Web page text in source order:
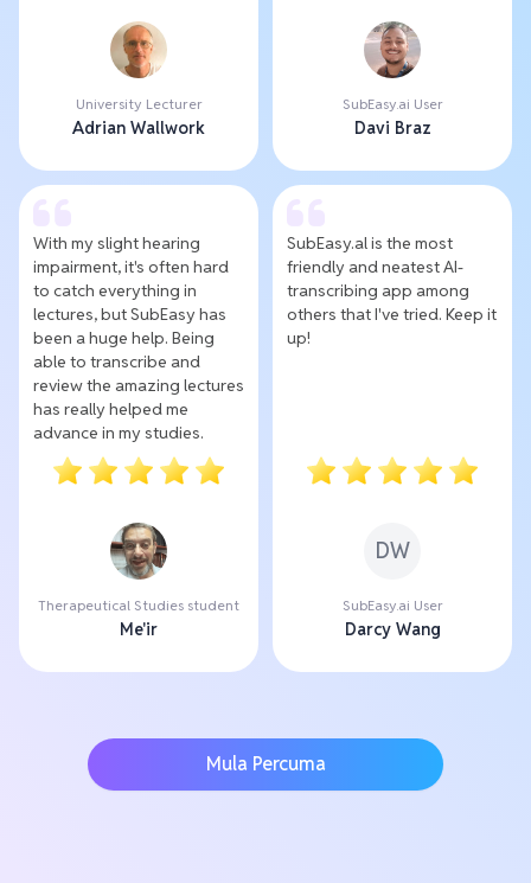
University Lecturer
Adrian Wallwork
SubEasy.ai User
Davi Braz
With my slight hearing
impairment, it's often hard
to catch everything in
lectures, but SubEasy has
been a huge help. Being
able to transcribe and
review the amazing lectures
has really helped me
advance in my studies.
Therapeutical Studies student
Me'ir
SubEasy.al is the most
friendly and neatest AI-
transcribing app among
others that I've tried. Keep it
up!
DW
SubEasy.ai User
Darcy Wang
Mula Percuma